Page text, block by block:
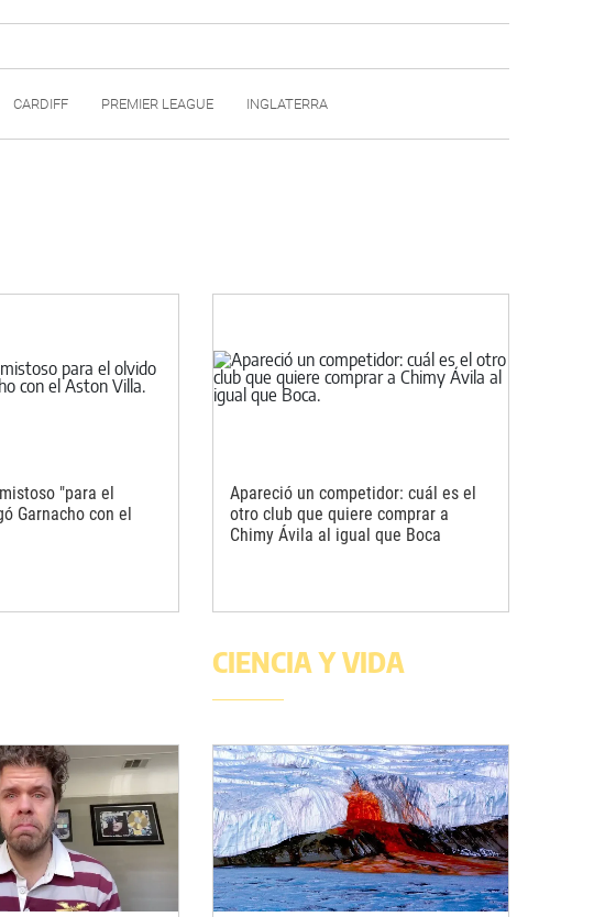
CARDIFF PREMIER LEAGUE INGLATERRA
"para el
Garnacho con el
Apareció un competidor: cuál es el
otro club que quiere comprar a
Chimy Ávila al igual que Boca
CIENCIA Y VIDA